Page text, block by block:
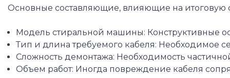
Основные составляющие, влияющие на итоговую
Модель стиральной машины: Конструктивные
Тип и длина требуемого кабеля: Необходимое
Сложность демонтажа: Необходимость
Объем работ: Иногда повреждение кабеля